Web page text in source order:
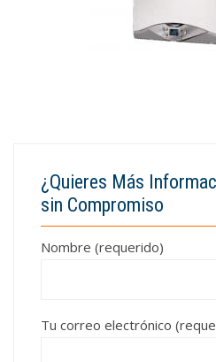
¿Quieres Más
sin Compromiso
Nombre (requerido)
Tu correo electrónico